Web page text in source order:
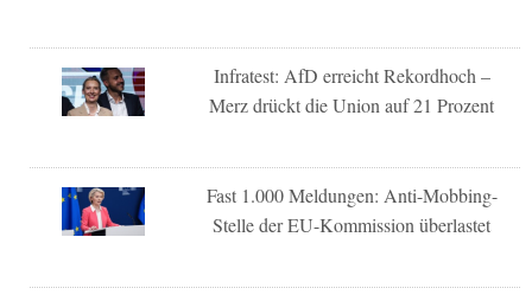
Infratest: AfD erreicht Rekordhoch –
Merz drückt die Union auf 21 Prozent
Fast 1.000 Meldungen: Anti-Mobbing-
Stelle der EU-Kommission überlastet